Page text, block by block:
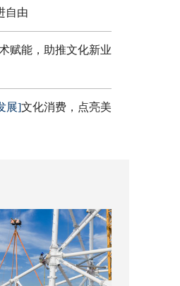
自由
赋能，助推文化新业
展]文化消费，点亮美